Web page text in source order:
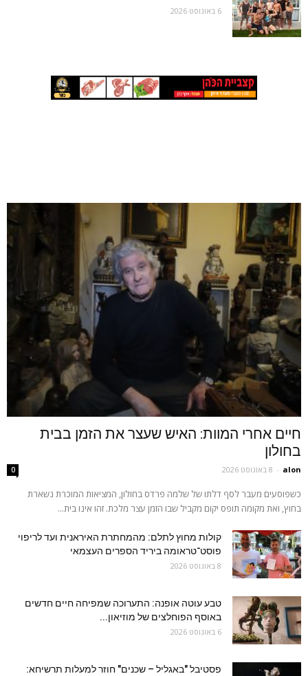
6 באוגוסט 2026
חיים אחרי המוות: האיש שעצר את הזמן בבית
בחולון
alon
- 8 באוגוסט 2026 0
כשפוסעים מעבר לסף דלתו של שלמה פרדס בחולון, המציאות המוכרת נשארת
בחוץ, ואת מקומה תופס יקום מקביל שבו הזמן עצר מלכת. זהו אינו בית...
קולות מחוץ לתלם: מהמחתרת האיראנית ועד לריפוי
פוסט־טראומה ביריד הספרים העצמאי
8 באוגוסט 2026
טבע עוטה אופנה: התערוכה שמפיחה חיים חדשים
באוסף הפוחלצים של מוזיאון...
6 באוגוסט 2026
פסטיבל "באגליל – שכנים" חוזר למעלות תרשיחא: